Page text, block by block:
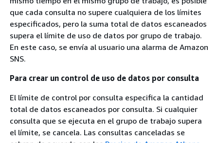
que cada consulta no supere cualquiera de los límites
especificados, pero la suma total de datos escaneados
supera el límite de uso de datos por grupo de trabajo.
En este caso, se envía al usuario una alarma de Amazon
SNS.
Para crear un control de uso de datos por consulta
El límite de control por consulta especifica la cantidad
total de datos escaneados por consulta. Si cualquier
consulta que se ejecuta en el grupo de trabajo supera
el límite, se cancela. Las consultas canceladas se